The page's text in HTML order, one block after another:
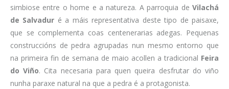
simbiose entre o home e a natureza. A parroquia de Vilachá
de Salvadur é a máis representativa deste tipo de paisaxe,
que se complementa coas centenerarias adegas. Pequenas
construccións de pedra agrupadas nun mesmo entorno que
na primeira fin de semana de maio acollen a tradicional Feira
do Viño. Cita necesaria para quen queira desfrutar do viño
nunha paraxe natural na que a pedra é a protagonista.